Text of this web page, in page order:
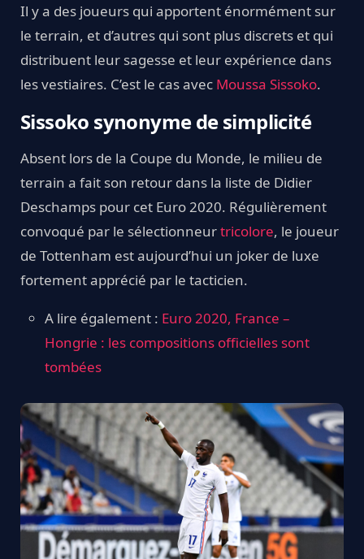
Il y a des joueurs qui apportent énormément sur
le terrain, et d’autres qui sont plus discrets et qui
distribuent leur sagesse et leur expérience dans
les vestiaires. C’est le cas avec Moussa Sissoko.
Sissoko synonyme de simplicité
Absent lors de la Coupe du Monde, le milieu de
terrain a fait son retour dans la liste de Didier
Deschamps pour cet Euro 2020. Régulièrement
convoqué par le sélectionneurtricolore, le joueur
de Tottenham est aujourd’hui un joker de luxe
fortement apprécié par le tacticien.
A lire également : Euro 2020, France –
Hongrie : les compositions officielles sont
tombées